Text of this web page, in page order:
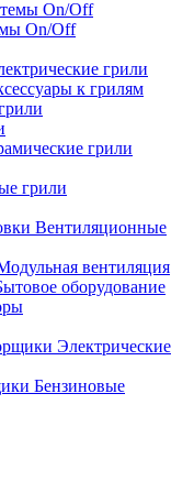
On/Off
грили
к грилям
грили
грили
Вентиляционные
вентиляция
оборудование
Электрические
Бензиновые